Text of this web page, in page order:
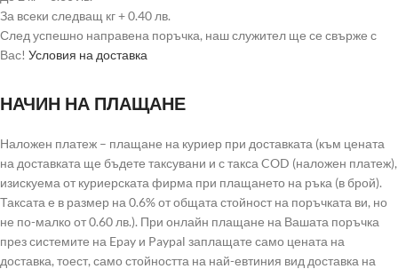
За всеки следващ кг + 0.40 лв.
След успешно направена поръчка, наш служител ще се свърже с
Вас! Условия на доставка
НАЧИН НА ПЛАЩАНЕ
Наложен платеж – плащане на куриер при доставката (към цената
на доставката ще бъдете таксувани и с такса COD (наложен платеж),
изискуема от куриерската фирма при плащането на ръка (в брой).
Таксата е в размер на 0.6% от общата стойност на поръчката ви, но
не по-малко от 0.60 лв.). При онлайн плащане на Вашата поръчка
през системите на Epay и Paypal заплащате само цената на
доставка, тоест, само стойността на най-евтиния вид доставка на